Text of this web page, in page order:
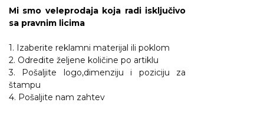
Mi smo veleprodaja koja radi isključivo
sa pravnim licima
1. Izaberite reklamni materijal ili poklom
2. Odredite željene količine po artiklu
3. Pošaljite logo,dimenziju i poziciju za
štampu
4. Pošaljite nam zahtev